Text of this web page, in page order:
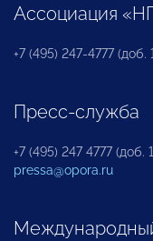
Ассоциация
+7 (495) 247-4777 (доб.
Пресс-служба
+7 (495) 247 4777 (доб.
pressa@opora.ru